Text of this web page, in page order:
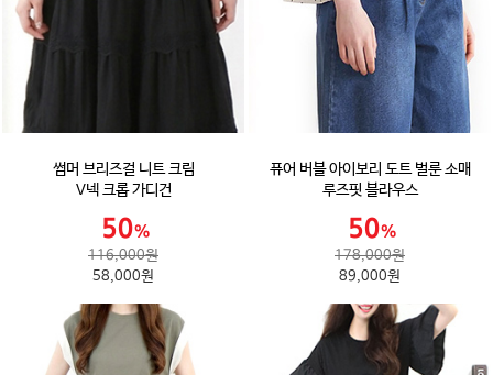
썸머 브리즈걸 니트 크림
V넥 크롭 가디건
116,000원
58,000원
퓨어 버블 아이보리 도트 벌룬 소매
루즈핏 블라우스
178,000원
89,000원